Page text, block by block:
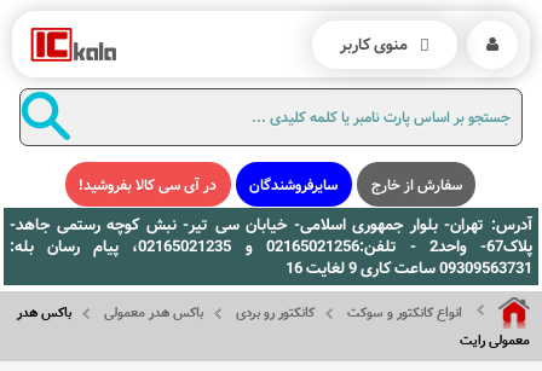
سفارش از خارج سایرفروشندگان در آی سی کالا بفروشید!
آدرس: تهران- بلوار جمهوری اسلامی- خیابان سی تیر- نبش کوچه رستمی جاهد-
پلاک67- واحد2 - تلفن:02165021256 و 02165021235، پیام رسان بله:
09309563731 ساعت کاری 9 لغایت 16
انواع کانکتور و سوکت کانکتور رو بردی باکس هدر معمولی
باکس هدر
معمولی رایت
منوی کاربر